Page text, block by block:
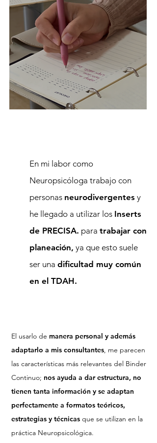
En mi labor como
Neuropsicóloga trabajo con
personas neurodivergentes y
he llegado a utilizar los Inserts
de PRECISA. para trabajar con
planeación, ya que esto suele
ser una dificultad muy común
en el TDAH.
El usarlo de manera personal y además
adaptarlo a mis consultantes, me parecen
las características más relevantes del Binder
Continuo; nos ayuda a dar estructura, no
tienen tanta información y se adaptan
perfectamente a formatos teóricos,
estrategias y técnicas que se utilizan en la
práctica Neuropsicológica.